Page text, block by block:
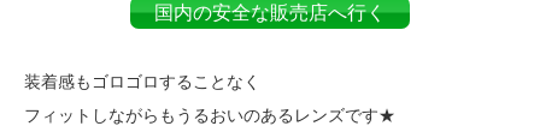
国内の安全な販売店へ行く
装着感もゴロゴロすることなく
フィットしながらもうるおいのあるレンズです★